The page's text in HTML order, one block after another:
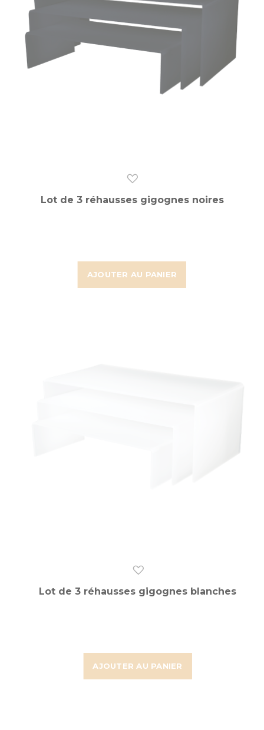
AJOUTER AU PANIER
Lot de 3 réhausses gigognes noires
AJOUTER AU PANIER
Lot de 3 réhausses gigognes blanches